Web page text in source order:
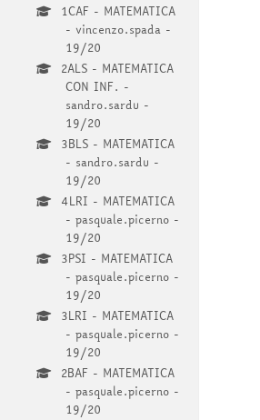
1CAF - MATEMATICA
- vincenzo.spada -
19/20
2ALS - MATEMATICA
CON INF. -
sandro.sardu -
19/20
3BLS - MATEMATICA
- sandro.sardu -
19/20
4LRI - MATEMATICA
- pasquale.picerno -
19/20
3PSI - MATEMATICA
- pasquale.picerno -
19/20
3LRI - MATEMATICA
- pasquale.picerno -
19/20
2BAF - MATEMATICA
- pasquale.picerno -
19/20